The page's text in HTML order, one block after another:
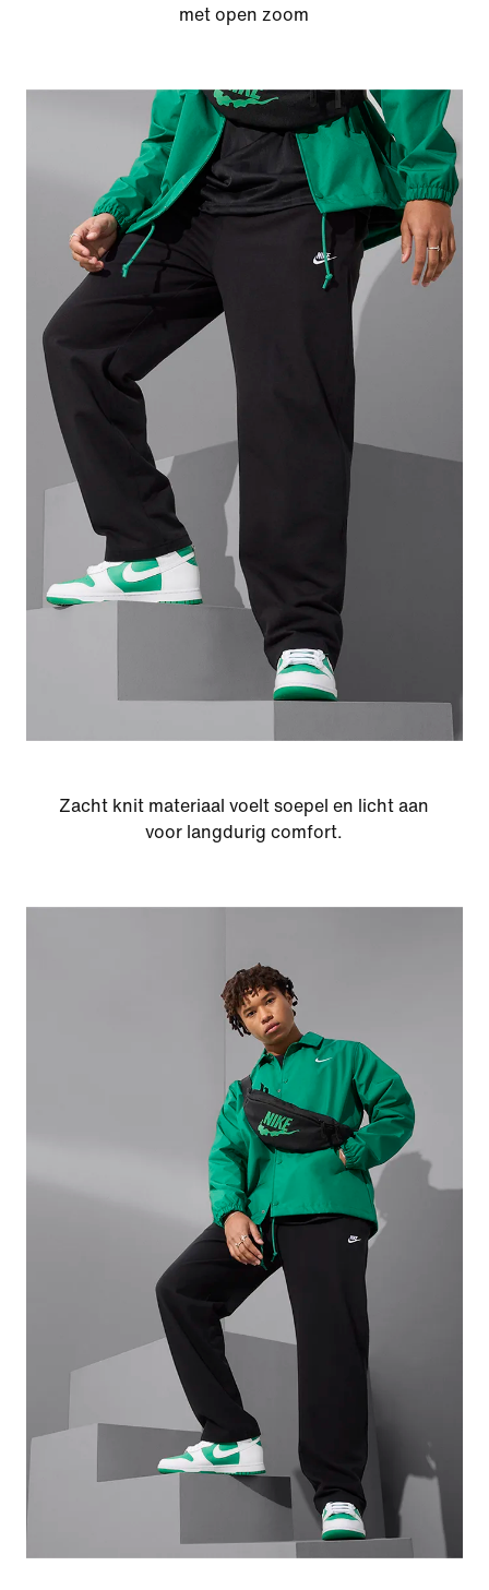
met open zoom
Zacht knit materiaal voelt soepel en licht aan
voor langdurig comfort.